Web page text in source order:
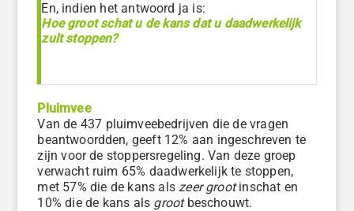
En, indien het antwoord ja is:
Hoe groot schat u de kans dat u daadwerkelijk
zult stoppen?
Pluimvee
Van de 437 pluimveebedrijven die de vragen
beantwoordden, geeft 12% aan ingeschreven te
zijn voor de stoppersregeling. Van deze groep
verwacht ruim 65% daadwerkelijk te stoppen,
met 57% die de kans als zeer grootinschat en
10% die de kans als grootbeschouwt.